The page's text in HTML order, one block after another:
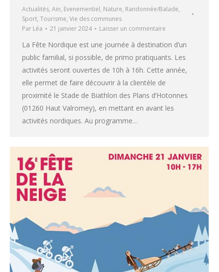
Actualités, Ain, Evenementiel, Nature, Randonnée/Balade,
Sport, Tourisme, Vie des communes
Par Léa 21 janvier 2024 Laisser un commentaire
La Fête Nordique est une journée à destination d’un
public familial, si possible, de primo pratiquants. Les
activités seront ouvertes de 10h à 16h. Cette année,
elle permet de faire découvrir à la clientèle de
proximité le Stade de Biathlon des Plans d’Hotonnes
(01260 Haut Valromey), en mettant en avant les
activités nordiques. Au programme…